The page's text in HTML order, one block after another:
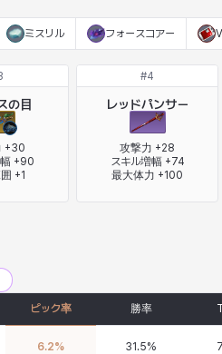
ミスリル フォースコアー
の目
+30
+90
+1
#4
レッドパンサー
攻撃力 +28
スキル増幅 +74
最大体力 +100
ピック率 勝率
6.2% 31.5%